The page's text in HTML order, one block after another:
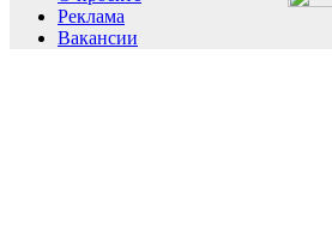
Реклама
Вакансии